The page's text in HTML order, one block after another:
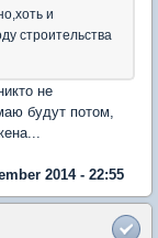
и
строительства
не
будут потом,
2014 - 22:55